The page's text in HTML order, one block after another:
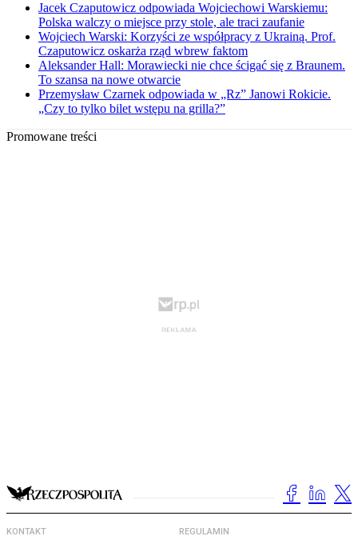
Jacek Czaputowicz odpowiada Wojciechowi Warskiemu:
Polska walczy o miejsce przy stole, ale traci zaufanie
Wojciech Warski: Korzyści ze współpracy z Ukrainą. Prof.
Czaputowicz oskarża rząd wbrew faktom
Aleksander Hall: Morawiecki nie chce ścigać się z Braunem.
To szansa na nowe otwarcie
Przemysław Czarnek odpowiada w „Rz” Janowi Rokicie.
„Czy to tylko bilet wstępu na grilla?”
Promowane treści
KONTAKT REGULAMIN